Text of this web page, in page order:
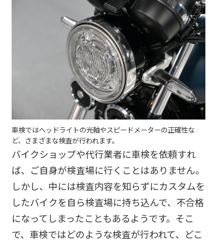
車検ではヘッドライトの光軸やスピードメーターの正確性な
ど、さまざまな検査が行われます。
バイクショップや代行業者に車検を依頼すれ
ば、ご自身が検査場に行くことはありません。
しかし、中には検査内容を知らずにカスタムを
したバイクを自ら検査場に持ち込んで、不合格
になってしまったこともあるようです。そこ
で、車検ではどのような検査が行われて、どこ